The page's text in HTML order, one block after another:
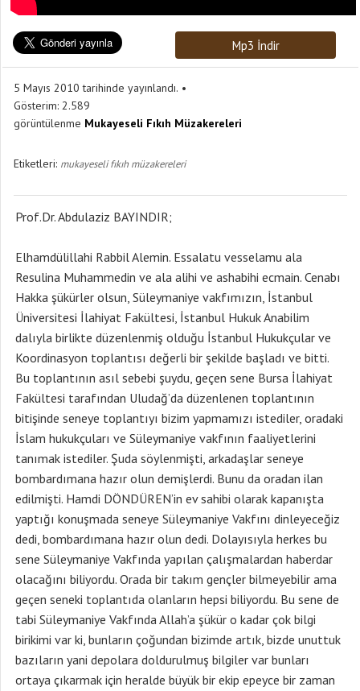
Mp3 İndir
5 Mayıs 2010 tarihinde yayınlandı.
Gösterim: 2.589
görüntülenme Mukayeseli Fıkıh Müzakereleri
Etiketleri: mukayeseli fıkıh müzakereleri
Prof.Dr. Abdulaziz BAYINDIR;
Elhamdülillahi Rabbil Alemin. Essalatu vesselamu ala
Resulina Muhammedin ve ala alihi ve ashabihi ecmain. Cenabı
Hakka şükürler olsun, Süleymaniye vakfımızın, İstanbul
Üniversitesi İlahiyat Fakültesi, İstanbul Hukuk Anabilim
dalıyla birlikte düzenlenmiş olduğu İstanbul Hukukçular ve
Koordinasyon toplantısı değerli bir şekilde başladı ve bitti.
Bu toplantının asıl sebebi şuydu, geçen sene Bursa İlahiyat
Fakültesi tarafından Uludağ’da düzenlenen toplantının
bitişinde seneye toplantıyı bizim yapmamızı istediler, oradaki
İslam hukukçuları ve Süleymaniye vakfının faaliyetlerini
tanımak istediler. Şuda söylenmişti, arkadaşlar seneye
bombardımana hazır olun demişlerdi. Bunu da oradan ilan
edilmişti. Hamdi DÖNDÜREN’in ev sahibi olarak kapanışta
yaptığı konuşmada seneye Süleymaniye Vakfını dinleyeceğiz
dedi, bombardımana hazır olun dedi. Dolayısıyla herkes bu
sene Süleymaniye Vakfında yapılan çalışmalardan haberdar
olacağını biliyordu. Orada bir takım gençler bilmeyebilir ama
geçen seneki toplantıda olanların hepsi biliyordu. Bu sene de
tabi Süleymaniye Vakfında Allah’a şükür o kadar çok bilgi
birikimi var ki, bunların çoğundan bizimde artık, bizde unuttuk
bazıların yani depolara doldurulmuş bilgiler var bunları
ortaya çıkarmak için heralde büyük bir ekip epeyce bir zaman